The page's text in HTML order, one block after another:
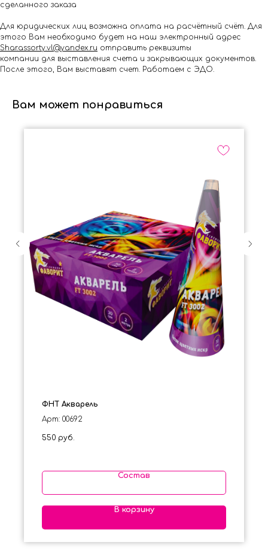
сделанного заказа
Для юридических лиц возможна оплата на расчётный счёт. Для
этого Вам необходимо будет на наш электронный адрес
Shar.assorty.vl@yandex.ru отправить реквизиты
компании для выставления счета и закрывающих документов.
После этого, Вам выставят счет. Работаем с ЭДО.
Вам может понравиться
ФНТ Акварель
Арт: 00692
550 руб.
Состав
В корзину